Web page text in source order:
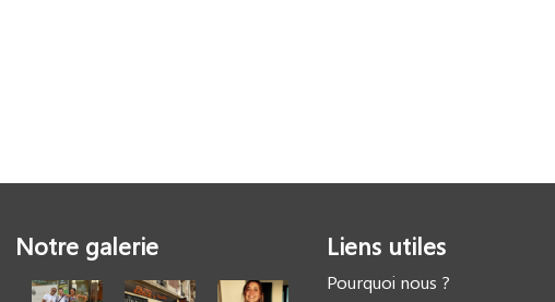
Notre galerie Liens utiles
Pourquoi nous ?